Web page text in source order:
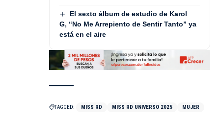
El sexto álbum de estudio de Karol
G, “No Me Arrepiento de Sentir Tanto” ya
está en el aire
TAGGED: MISS RD MISS RD UNIVERSO 2025 MUJER